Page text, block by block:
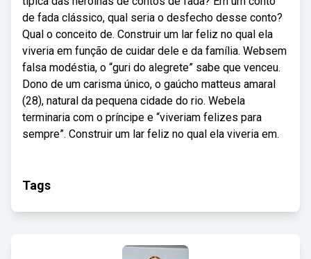
de fada clássico, qual seria o desfecho desse conto?
Qual o conceito de. Construir um lar feliz no qual ela
viveria em função de cuidar dele e da família. Websem
falsa modéstia, o “guri do alegrete” sabe que venceu.
Dono de um carisma único, o gaúcho matteus amaral
(28), natural da pequena cidade do rio. Webela
terminaria com o príncipe e “viveriam felizes para
sempre”. Construir um lar feliz no qual ela viveria em.
Tags